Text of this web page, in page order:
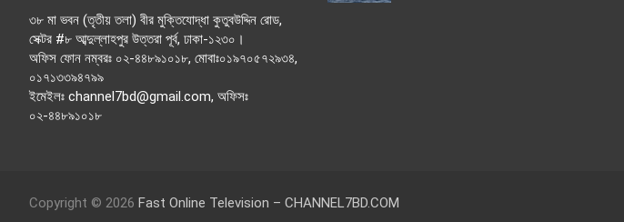
৩৮ মা ভবন (তৃতীয় তলা) বীর মুক্তিযোদ্ধা কুতুবউদ্দিন রোড,
সেক্টর #৮ আব্দুল্লাহপুর উত্তরা পূর্ব, ঢাকা-১২৩০।
অফিস ফোন নম্বরঃ ০২-৪৪৮৯১০১৮, মোবাঃ০১৯৭০৫৭২৯৩৪,
০১৭১৩৩৯৪৭৯৯
ইমেইলঃ channel7bd@gmail.com, অফিসঃ
০২-৪৪৮৯১০১৮
Copyright © 2026 Fast Online Television – CHANNEL7BD.COM